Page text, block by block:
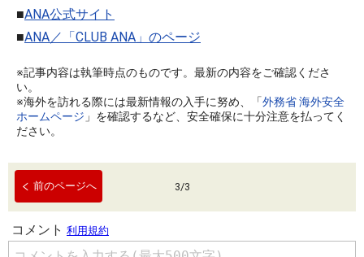
■ANA公式サイト
■ANA／「CLUB ANA」のページ
※記事内容は執筆時点のものです。最新の内容をご確認くださ
い。
※海外を訪れる際には最新情報の入手に努め、「外務省 海外安全
ホームページ 」を確認するなど、安全確保に十分注意を払ってく
ださい。
前のページへ 3/3